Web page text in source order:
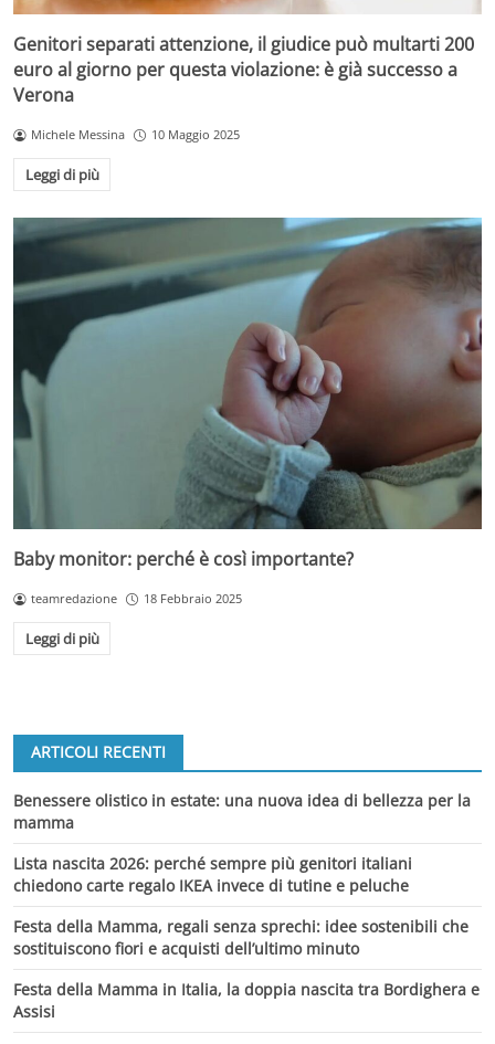
Genitori separati attenzione, il giudice può multarti 200
euro al giorno per questa violazione: è già successo a
Verona
Michele Messina 10 Maggio 2025
Leggi di più
Baby monitor: perché è così importante?
teamredazione 18 Febbraio 2025
Leggi di più
ARTICOLI RECENTI
Benessere olistico in estate: una nuova idea di bellezza per la
mamma
Lista nascita 2026: perché sempre più genitori italiani
chiedono carte regalo IKEA invece di tutine e peluche
Festa della Mamma, regali senza sprechi: idee sostenibili che
sostituiscono fiori e acquisti dell’ultimo minuto
Festa della Mamma in Italia, la doppia nascita tra Bordighera e
Assisi